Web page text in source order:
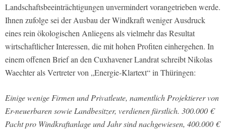
Landschaftsbeeinträchtigungen unvermindert vorangetrieben werde.
Ihnen zufolge sei der Ausbau der Windkraft weniger Ausdruck
eines rein ökologischen Anliegens als vielmehr das Resultat
wirtschaftlicher Interessen, die mit hohen Profiten einhergehen. In
einem offenen Brief an den Cuxhavener Landrat schreibt Nikolas
Waechter als Vertreter von „Energie‑Klartext“ in Thüringen:
Einige wenige Firmen und Privatleute, namentlich Projektierer von
Er-neuerbaren sowie Landbesitzer, verdienen fürstlich. 300.000 €
Pacht pro Windkraftanlage und Jahr sind nachgewiesen, 400.000 €